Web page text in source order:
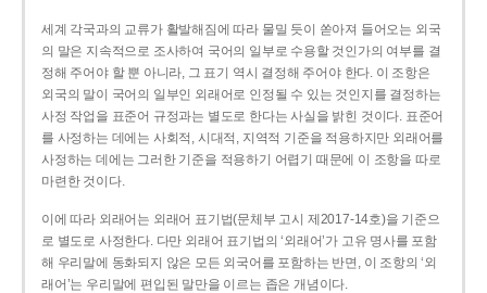
세계 각국과의 교류가 활발해짐에 따라 물밀 듯이 쏟아져 들어오는 외국
의 말은 지속적으로 조사하여 국어의 일부로 수용할 것인가의 여부를 결
정해 주어야 할 뿐 아니라, 그 표기 역시 결정해 주어야 한다. 이 조항은
외국의 말이 국어의 일부인 외래어로 인정될 수 있는 것인지를 결정하는
사정 작업을 표준어 규정과는 별도로 한다는 사실을 밝힌 것이다. 표준어
를 사정하는 데에는 사회적, 시대적, 지역적 기준을 적용하지만 외래어를
사정하는 데에는 그러한 기준을 적용하기 어렵기 때문에 이 조항을 따로
마련한 것이다.
이에 따라 외래어는 외래어 표기법(문체부 고시 제2017-14호)을 기준으
로 별도로 사정한다. 다만 외래어 표기법의 ‘외래어’가 고유 명사를 포함
해 우리말에 동화되지 않은 모든 외국어를 포함하는 반면, 이 조항의 ‘외
래어’는 우리말에 편입된 말만을 이르는 좁은 개념이다.